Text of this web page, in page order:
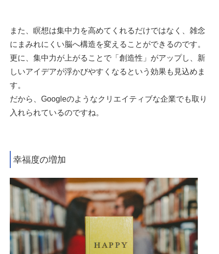
また、瞑想は集中力を高めてくれるだけではなく、雑念
にまみれにくい脳へ構造を変えることができるのです。
更に、集中力が上がることで「創造性」がアップし、新
しいアイデアが浮かびやすくなるという効果も見込めま
す。
だから、Googleのようなクリエイティブな企業でも取り
入れられているのですね。
幸福度の増加